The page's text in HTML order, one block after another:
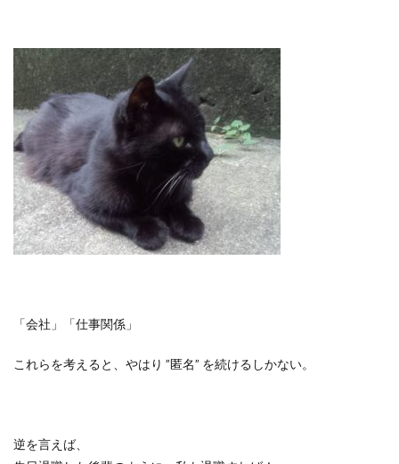
「会社」「仕事関係」
これらを考えると、やはり ”匿名” を続けるしかない。
逆を言えば、